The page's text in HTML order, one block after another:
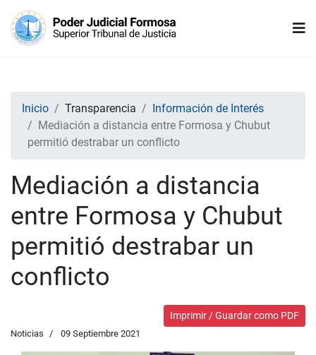
Inicio Transparencia
Información de Interés
Mediación a distancia entre Formosa y Chubut
permitió destrabar un conflicto
Mediación a distancia
entre Formosa y Chubut
permitió destrabar un
conflicto
Imprimir / Guardar como PDF
Noticias 09 Septiembre 2021